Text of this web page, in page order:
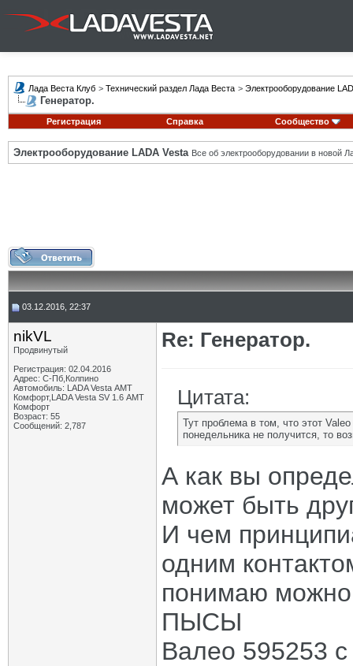
Лада Веста Клуб > Технический раздел Лада Веста > Электрооборудование
Генератор.
Регистрация Справка Сообщество
Электрооборудование LADA Vesta Все об электрооборудовании в новой
03.12.2016, 22:37
nikVL
Продвинутый
Регистрация: 02.04.2016
Адрес: С-Пб,Колпино
Автомобиль: LADA Vesta АМТ
Комфорт,LADA Vesta SV 1.6 АМТ
Комфорт
Возраст: 55
Сообщений: 2,787
Re: Генератор.
Цитата:
Тут проблема в том, что этот
понедельника не получится, то
А как вы
может быть
И чем
одним
понимаю
ПЫСЫ
Валео 595253